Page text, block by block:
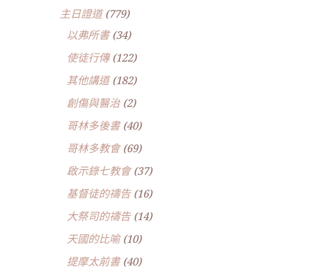
主日證道(779)
以弗所書(34)
使徒行傳(122)
其他講道(182)
創傷與醫治(2)
哥林多後書(40)
哥林多教會(69)
啟示錄七教會(37)
基督徒的禱告(16)
大祭司的禱告(14)
天國的比喻(10)
提摩太前書(40)